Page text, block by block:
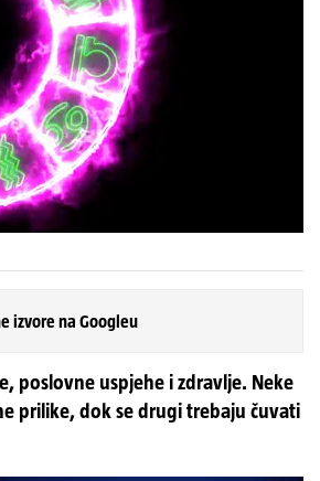
izvore na Googleu
poslovne uspjehe i zdravlje. Neke
prilike, dok se drugi trebaju čuvati